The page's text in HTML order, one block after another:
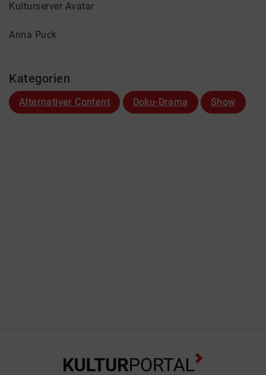
Kulturserver Avatar
Anna Puck
Kategorien
Alternativer Content Doku-Drama Show